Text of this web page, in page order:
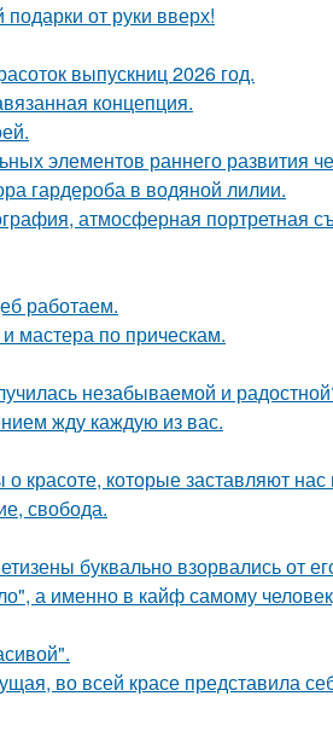
от руки вверх!
выпускниц 2026 год.
концепция.
элементов раннего развития
гардероба в водяной лилии.
атмосферная портретная
работаем.
мастера по прическам.
незабываемой и
жду каждую из вас.
красоте, которые заставляют нас
свобода.
буквально взорвались от
а именно в кайф самому
во всей красе представила